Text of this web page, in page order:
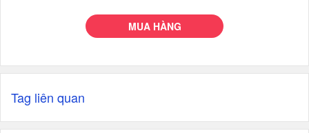
MUA HÀNG
Tag liên quan